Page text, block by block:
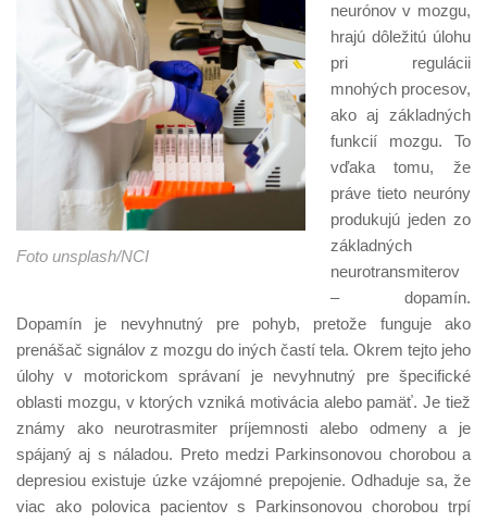
Foto unsplash/NCI
neurónov v mozgu,
hrajú dôležitú úlohu
pri regulácii
mnohých procesov,
ako aj základných
funkcií mozgu. To
vďaka tomu, že
práve tieto neuróny
produkujú jeden zo
základných
neurotransmiterov
– dopamín.
Dopamín je nevyhnutný pre pohyb, pretože funguje ako
prenášač signálov z mozgu do iných častí tela. Okrem tejto jeho
úlohy v motorickom správaní je nevyhnutný pre špecifické
oblasti mozgu, v ktorých vzniká motivácia alebo pamäť. Je tiež
známy ako neurotrasmiter príjemnosti alebo odmeny a je
spájaný aj s náladou. Preto medzi Parkinsonovou chorobou a
depresiou existuje úzke vzájomné prepojenie. Odhaduje sa, že
viac ako polovica pacientov s Parkinsonovou chorobou trpí